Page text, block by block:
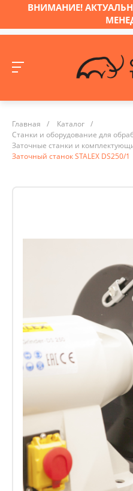
ВНИМАНИЕ!
Главная / Каталог /
Станки и оборудование для
Заточные станки и
Заточный станок STALEX DS250/1